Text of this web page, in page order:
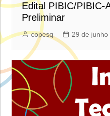
Edital PIBIC/PIBIC-
Preliminar
copesq 29 de junho